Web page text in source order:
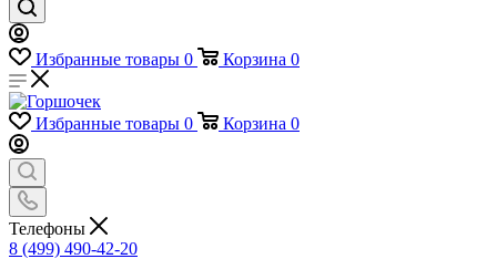
Избранные товары 0 Корзина 0
Избранные товары 0 Корзина 0
Телефоны
8 (499) 490-42-20